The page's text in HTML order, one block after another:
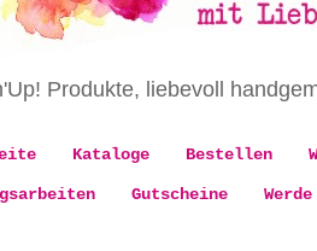
Produkte, liebevoll
Kataloge Bestellen
Gutscheine